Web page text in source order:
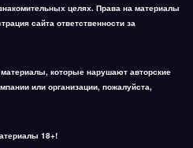
целях. Права на материалы
сайта ответственности за
которые нарушают авторские
или организации, пожалуйста,
18+!